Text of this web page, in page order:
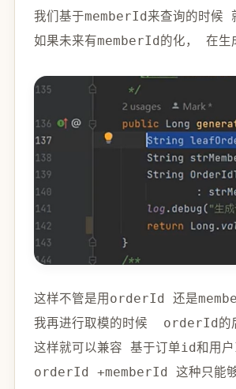
我们基于memberId来查询的时候
如果未来有memberId的化， 在
这样不管是用orderId 还是
我再进行取模的时候  orderId的
这样就可以兼容 基于订单id和用
orderId +memberId 这种只能